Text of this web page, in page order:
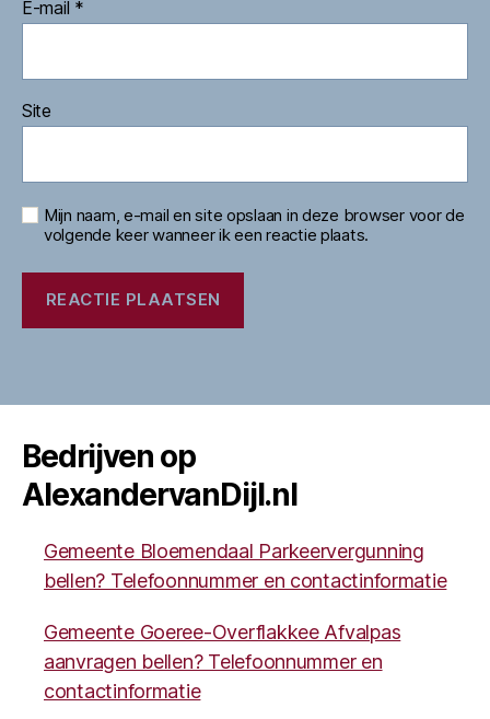
E-mail *
Site
Mijn naam, e-mail en site opslaan in deze browser voor de
volgende keer wanneer ik een reactie plaats.
Bedrijven op
AlexandervanDijl.nl
Gemeente Bloemendaal Parkeervergunning
bellen? Telefoonnummer en contactinformatie
Gemeente Goeree-Overflakkee Afvalpas
aanvragen bellen? Telefoonnummer en
contactinformatie